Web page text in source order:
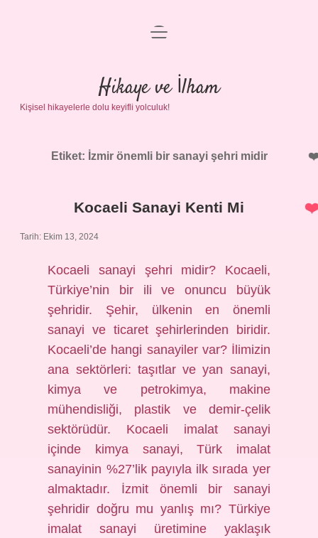
Anasayfa
Gizlilik Politikası
Yasal Uyarı
menüyü
Hikaye ve İlham
Kişisel hikayelerle dolu keyifli yolculuk!
Etiket: İzmir önemli bir sanayi şehri midir
Kocaeli Sanayi Kenti Mi
Tarih: Ekim 13, 2024
Kocaeli sanayi şehri midir? Kocaeli,
Türkiye’nin bir ili ve onuncu büyük
şehridir. Şehir, ülkenin en önemli
sanayi ve ticaret şehirlerinden biridir.
Kocaeli’de hangi sanayiler var? İlimizin
ana sektörleri: taşıtlar ve yan sanayi,
kimya ve petrokimya, makine
mühendisliği, plastik ve demir-çelik
sektörüdür. Kocaeli imalat sanayi
içinde kimya sanayi, Türk imalat
sanayinin %27’lik payıyla ilk sırada yer
almaktadır. İzmit önemli bir sanayi
şehridir doğru mu yanlış mı? Türkiye
imalat sanayi üretimine yaklaşık